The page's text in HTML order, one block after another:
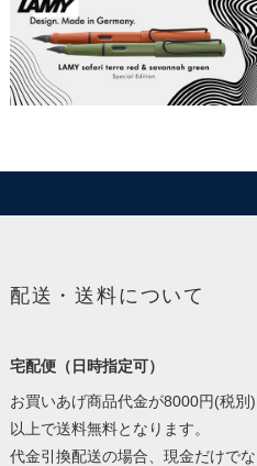
配送・送料について
宅配便（日時指定可）
お買いあげ商品代金が8000円(税別)
以上で送料無料となります。
代金引換配送の場合、現金だけでな